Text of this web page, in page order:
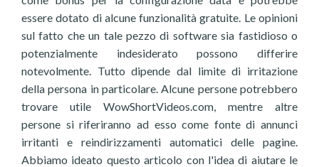
essere dotato di alcune funzionalità gratuite. Le opinioni
sul fatto che un tale pezzo di software sia fastidioso o
potenzialmente indesiderato possono differire
notevolmente. Tutto dipende dal limite di irritazione
della persona in particolare. Alcune persone potrebbero
trovare utile WowShortVideos.com, mentre altre
persone si riferiranno ad esso come fonte di annunci
irritanti e reindirizzamenti automatici delle pagine.
Abbiamo ideato questo articolo con l'idea di aiutare le